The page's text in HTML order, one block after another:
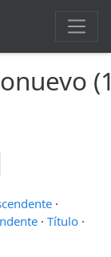
·
· Título ·